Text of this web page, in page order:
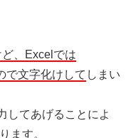
、Excelでは
で文字化けして しまい
してあげることによ
ます。